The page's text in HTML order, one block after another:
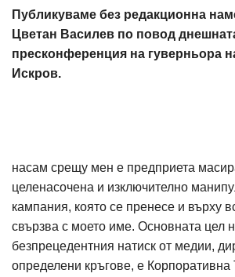
Публикуваме без редакционна
Цветан Василев по повод
пресконференция на гуверньора
Искров.
насам срещу мен е предприета
целенасочена и изключително
кампания, която се пренесе и върху
свързва с моето име. Основната цел
безпрецедентния натиск от медии,
определени кръгове, е Корпоративна